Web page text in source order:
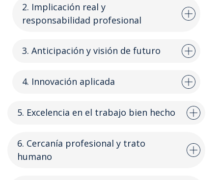
2. Implicación real y
responsabilidad profesional
3. Anticipación y visión de futuro
4. Innovación aplicada
5. Excelencia en el trabajo bien hecho
6. Cercanía profesional y trato
humano